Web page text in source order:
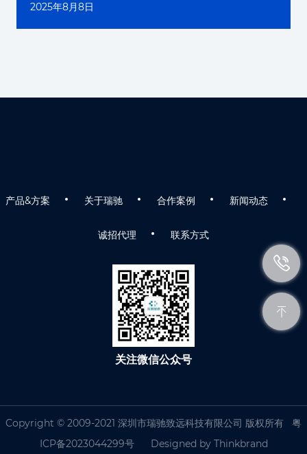
2025年8月8日
产品&方案 关于瑞驰 合作案例 新闻动态
诚招代理 联系方式
关注微信公众号
Copyright © 2009-2021 深圳市瑞驰致远科技有限公司 版权所有 粤
ICP备2023044299号Designed by Thinkbrand